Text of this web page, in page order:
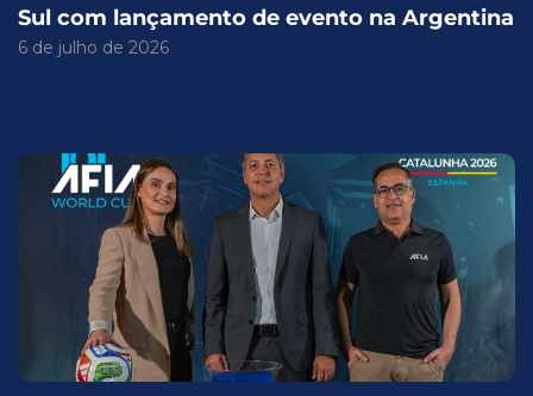
Sul com lançamento de evento na Argentina
6 de julho de 2026